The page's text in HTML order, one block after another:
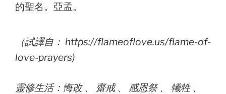
的聖名。亞孟。
（試譯自： https://flameoflove.us/flame-of-
love-prayers)
靈修生活：悔改 、 齋戒 、 感恩祭 、 犧牲 、